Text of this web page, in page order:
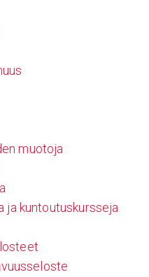
muotoja
ja kuntoutuskursseja